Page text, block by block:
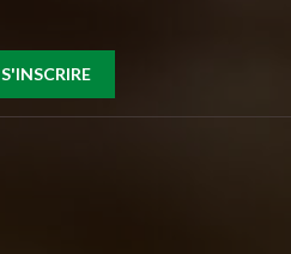
S'INSCRIRE